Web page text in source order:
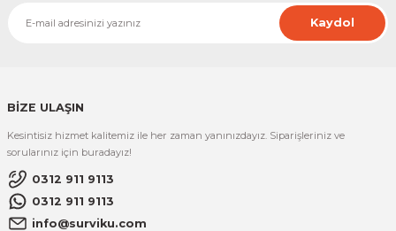
Kaydol
BİZE ULAŞIN
Kesintisiz hizmet kalitemiz ile her zaman yanınızdayız. Siparişleriniz ve
sorularınız için buradayız!
0312 911 9113
0312 911 9113
info@surviku.com